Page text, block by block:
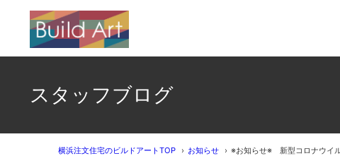
スタッフブログ
横浜注文住宅のビルドアートTOP お知らせ ※お知らせ※ 新型コロナウイ